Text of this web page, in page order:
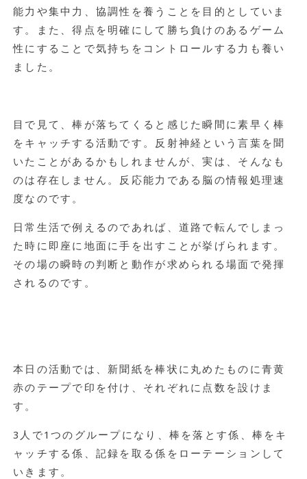
能力や集中力、協調性を養うことを目的としていま
す。また、得点を明確にして勝ち負けのあるゲーム
性にすることで気持ちをコントロールする力も養い
ました。
目で見て、棒が落ちてくると感じた瞬間に素早く棒
をキャッチする活動です。反射神経という言葉を聞
いたことがあるかもしれませんが、実は、そんなも
のは存在しません。反応能力である脳の情報処理速
度なのです。
日常生活で例えるのであれば、道路で転んでしまっ
た時に即座に地面に手を出すことが挙げられます。
その場の瞬時の判断と動作が求められる場面で発揮
されるのです。
本日の活動では、新聞紙を棒状に丸めたものに青黄
赤のテープで印を付け、それぞれに点数を設けま
す。
3 人で1つのグループになり、棒を落とす係、棒をキ
ャッチする係、記録を取る係をローテーションして
いきます。